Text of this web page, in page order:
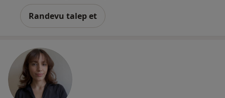
Randevu talep et